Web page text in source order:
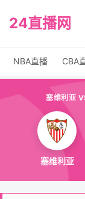
24直播网
NBA直播 CBA
塞维利亚
塞维利亚